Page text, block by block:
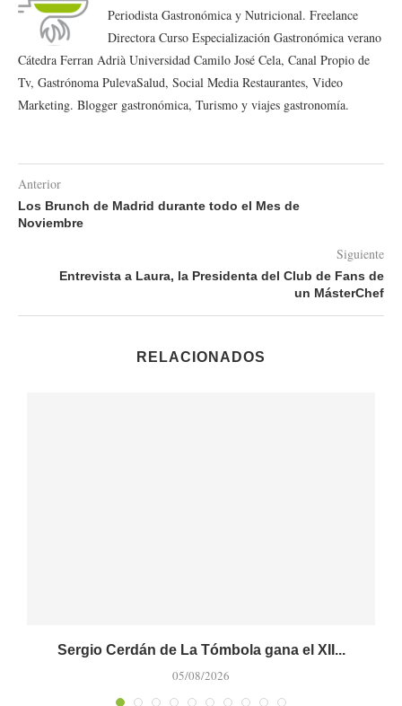
Periodista Gastronómica y Nutricional. Freelance
Directora Curso Especialización Gastronómica verano
Cátedra Ferran Adrià Universidad Camilo José Cela, Canal Propio de
Tv, Gastrónoma PulevaSalud, Social Media Restaurantes, Video
Marketing. Blogger gastronómica, Turismo y viajes gastronomía.
Anterior
Los Brunch de Madrid durante todo el Mes de
Noviembre
Siguiente
Entrevista a Laura, la Presidenta del Club de Fans de
un MásterChef
RELACIONADOS
Sergio Cerdán de La Tómbola gana el XII...
05/08/2026